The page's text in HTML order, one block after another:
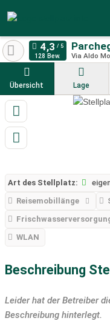
Via Aldo
128 Bew.
Übersicht Lage
Art des Stellplatz:
Reisemobillänge
WLAN
Beschreibung
Leider hat der Betreiber
Beschreibung hinterlegt.